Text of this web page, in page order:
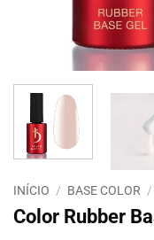
INÍCIO / BASE COLOR /
Color Rubber